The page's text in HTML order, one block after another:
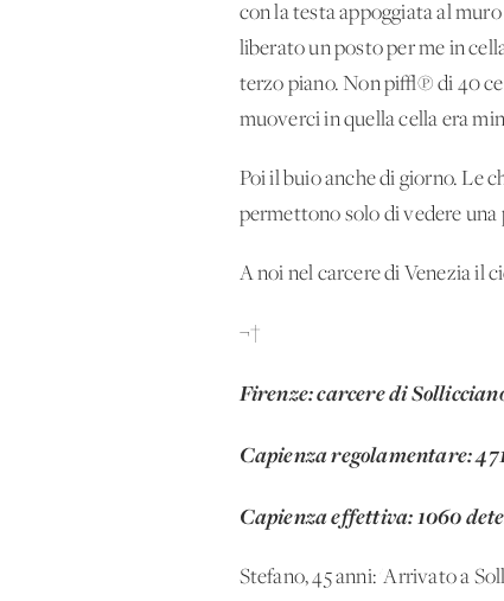
con la testa appoggiata al
liberato un posto per me in
terzo piano. Non pi√π di 40
muoverci in quella cella era
Poi il buio anche di giorno. Le
permettono solo di vedere una
A noi nel carcere di Venezia il
¬†
Firenze: carcere di
Capienza regolamentare:
Capienza effettiva: 1060
Stefano, 45 anni: 'Arrivato a